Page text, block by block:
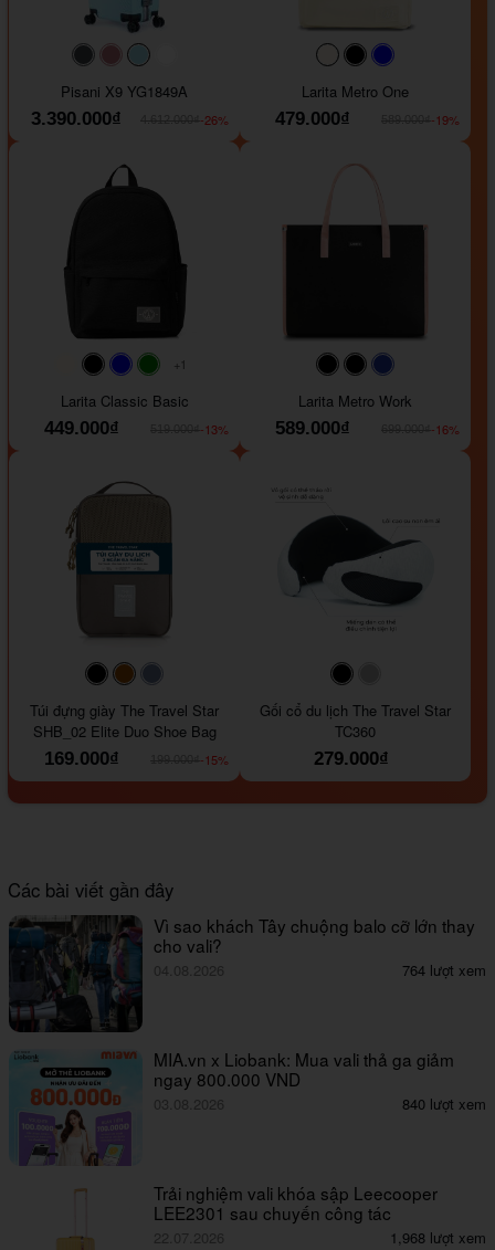
#40454a#b76e79
#9ad8e7
Pisani X9 YG1849A
3.390.000₫
-26%
#faf0e6#000000
Larita Metro One
479.000₫
-19%
#faf0e6
#000000#0000FF#008000
+1
Larita Classic Basic
449.000₫
-13%
#000000#000000
Larita Metro Work
589.000₫
-16%
#000000#964B00
Túi đựng giày The Travel Star
SHB_02 Elite Duo Shoe Bag
169.000₫
-15%
#000000
Gối cổ du lịch The Travel Star
TC360
279.000₫
Các bài viết gần đây
Vì sao khách Tây chuộng balo cỡ lớn thay
cho vali?
04.08.2026 764 lượt xem
MIA.vn x Liobank: Mua vali thả ga giảm
ngay 800.000 VND
03.08.2026 840 lượt xem
Trải nghiệm vali khóa sập Leecooper
LEE2301 sau chuyến công tác
22.07.2026 1,968 lượt xem